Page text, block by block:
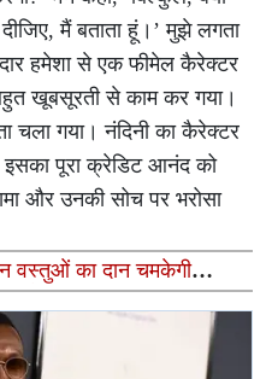
मैं बताता हूं।’ मुझे लगता
हमेशा से एक फीमेल कैरेक्टर
खूबसूरती से काम कर गया।
गया। नंदिनी का कैरेक्टर
इसका पूरा क्रेडिट आनंद को
और उनकी सोच पर भरोसा
वस्तुओं का दान चमकेगी
मां लक्ष्मी की कृपा